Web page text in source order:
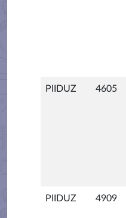
PIIDUZ 4605
PIIDUZ 4909